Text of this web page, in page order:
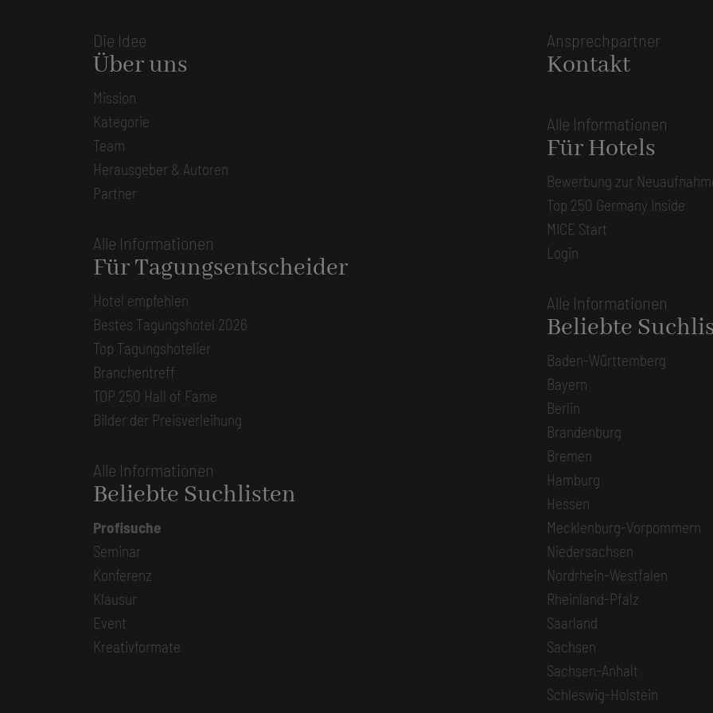
Die Idee
Über uns
Mission
Kategorie
Team
Herausgeber & Autoren
Partner
Alle Informationen
Für Tagungsentscheider
Hotel empfehlen
Bestes Tagungshotel 2026
Top Tagungshotelier
Branchentreff
TOP 250 Hall of Fame
Bilder der Preisverleihung
Alle Informationen
Beliebte Suchlisten
Profisuche
Seminar
Konferenz
Klausur
Event
Kreativformate
Ansprechpartner
Kontakt
Alle Informationen
Für Hotels
Bewerbung zur
Top 250 Germany Inside
MICE Start
Login
Alle Informationen
Beliebte
Baden-Württemberg
Bayern
Berlin
Brandenburg
Bremen
Hamburg
Hessen
Mecklenburg-Vorpommern
Niedersachsen
Nordrhein-Westfalen
Rheinland-Pfalz
Saarland
Sachsen
Sachsen-Anhalt
Schleswig-Holstein